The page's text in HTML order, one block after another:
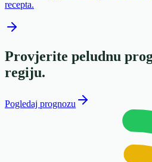
recepta.
Provjerite peludnu
regiju.
Pogledaj prognozu